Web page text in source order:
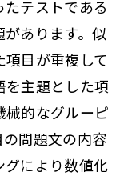
テストである
あります。似
目が重複して
を主題とした項
械的なグルーピ
問題文の内容
により数値化